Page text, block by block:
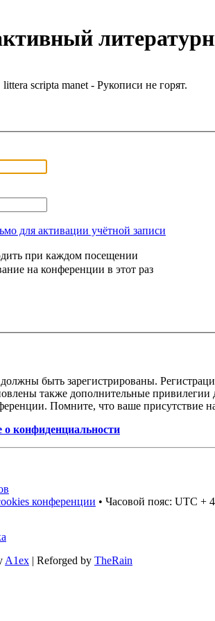
scripta manet - Рукописи не горят.
для активации учётной записи
при каждом посещении
на конференции в этот раз
быть зарегистрированы.
также дополнительные привилегии
Помните, что ваше присутствие на
конфиденциальности
конференции • Часовой пояс: UTC + 4
A1ex | Reforged by TheRain